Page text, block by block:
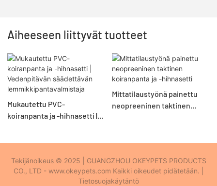
Aiheeseen liittyvät tuotteet
Mukautettu PVC-
koiranpanta ja -hihnasetti |
Mittatilaustyönä painettu
neopreeninen taktinen
Tekijänoikeus © 2025 | GUANGZHOU OKEYPETS PRODUCTS
CO., LTD - www.okeypets.com Kaikki oikeudet pidätetään. |
Tietosuojakäytäntö